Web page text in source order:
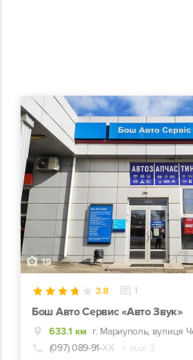
19
3.8 1
Бош Авто Сервис «Авто Звук»
633.1 км
(097) 089-91-ХХ
+ еще 3